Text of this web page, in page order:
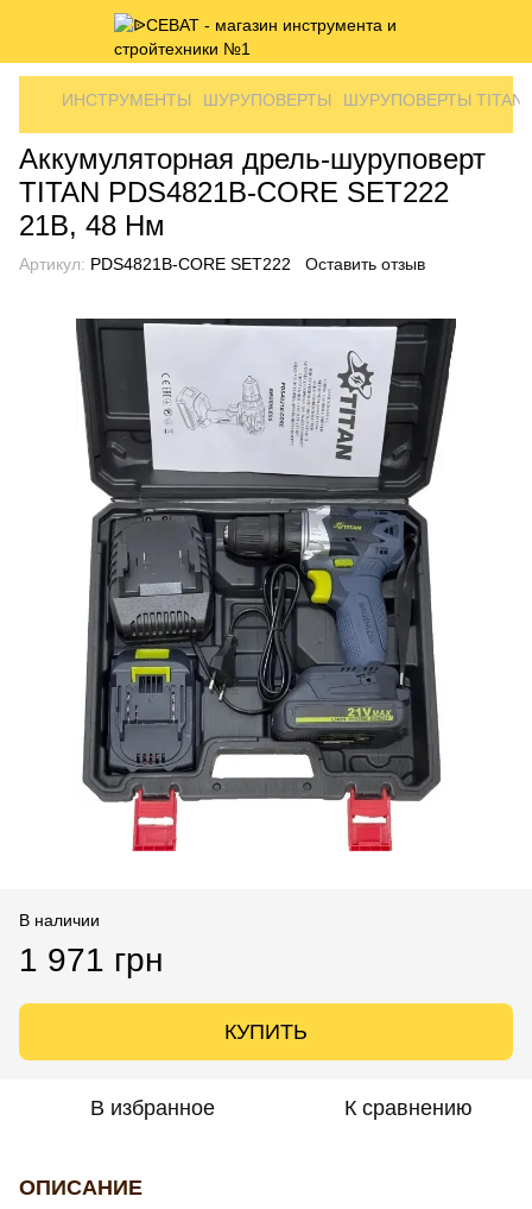
ИНСТРУМЕНТЫ ШУРУПОВЕРТЫ ШУРУПОВЕРТЫ TITAN
Аккумуляторная дрель-шуруповерт
TITAN PDS4821B-CORE SET222
21В, 48 Нм
Артикул: PDS4821B-CORE SET222 Оставить отзыв
В наличии
1 971 грн
КУПИТЬ
В избранное К сравнению
ОПИСАНИЕ